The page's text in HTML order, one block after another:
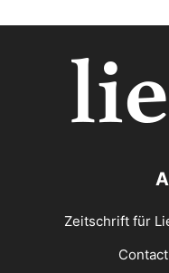
Zeitschrift für